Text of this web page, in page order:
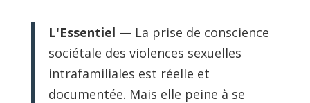
L'Essentiel — La prise de conscience
sociétale des violences sexuelles
intrafamiliales est réelle et
documentée. Mais elle peine à se